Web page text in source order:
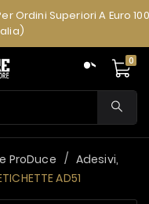
Ordini Superiori A Euro 100
0
ProDuce
Adesivi,
AD51